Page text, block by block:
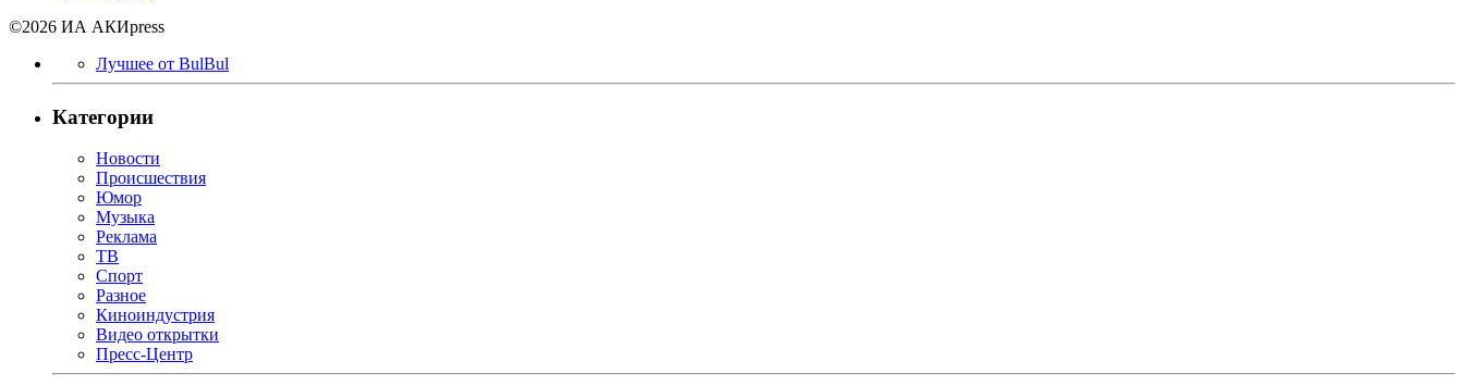
©2026 ИА АКИpress
Лучшее от BulBul
Категории
Новости
Происшествия
Юмор
Музыка
Реклама
ТВ
Спорт
Разное
Киноиндустрия
Видео открытки
Пресс-Центр